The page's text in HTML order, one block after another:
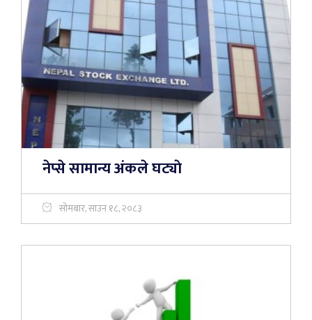
नेप्से सामान्य अंकले घट्याे
सोमबार, साउन १८, २०८३